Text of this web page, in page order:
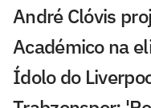
André Clóvis
Académico na
Ídolo do